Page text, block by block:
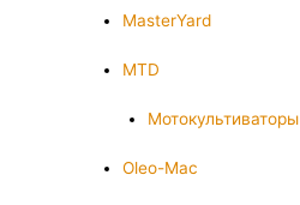
MasterYard
MTD
Мотокультиваторы
Oleo-Mac